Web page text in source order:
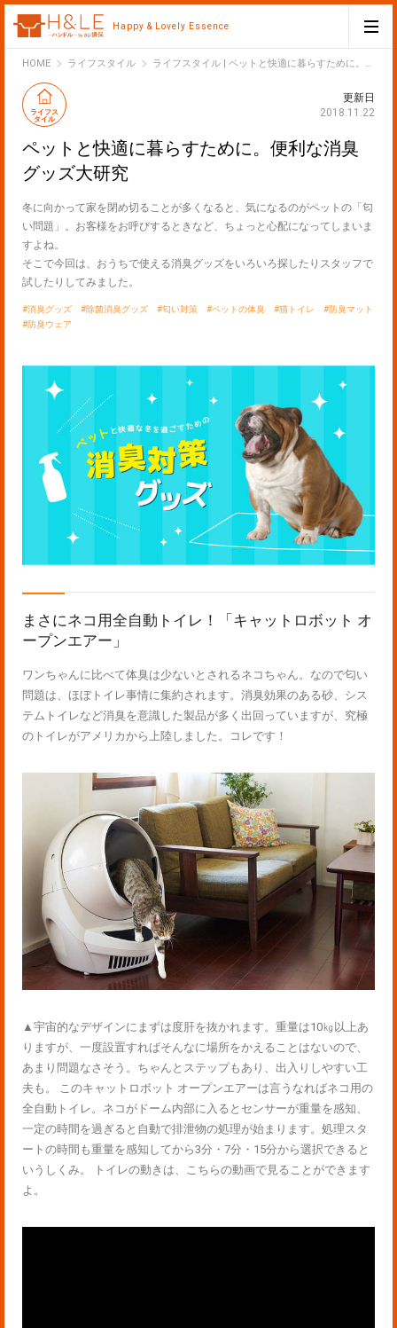
Happy & Lovely Essence
HOMEH&LEライフスタイル ライフスタイル | ペットと快適に暮らすために。便利な消臭グッズ大研究
ライフス
タイル
更新日
2018.11.22
ペットと快適に暮らすために。便利な消臭
グッズ大研究
冬に向かって家を閉め切ることが多くなると、気になるのがペットの「匂
い問題」。お客様をお呼びするときなど、ちょっと心配になってしまいま
すよね。
そこで今回は、おうちで使える消臭グッズをいろいろ探したりスタッフで
試したりしてみました。
消臭グッズ 除菌消臭グッズ 匂い対策 ペットの体臭 猫トイレ
防臭マット
防臭ウェア
まさにネコ用全自動トイレ！「キャットロボット オ
ープンエアー」
ワンちゃんに比べて体臭は少ないとされるネコちゃん。なので匂い
問題は、ほぼトイレ事情に集約されます。消臭効果のある砂、シス
テムトイレなど消臭を意識した製品が多く出回っていますが、究極
のトイレがアメリカから上陸しました。コレです！
▲宇宙的なデザインにまずは度肝を抜かれます。重量は10㎏以上あ
りますが、一度設置すればそんなに場所をかえることはないので、
あまり問題なさそう。ちゃんとステップもあり、出入りしやすい工
夫も。 このキャットロボット オープンエアーは言うなればネコ用の
全自動トイレ。ネコがドーム内部に入るとセンサーが重量を感知、
一定の時間を過ぎると自動で排泄物の処理が始まります。処理スタ
ートの時間も重量を感知してから3分・7分・15分から選択できると
いうしくみ。 トイレの動きは、こちらの動画で見ることができます
よ。